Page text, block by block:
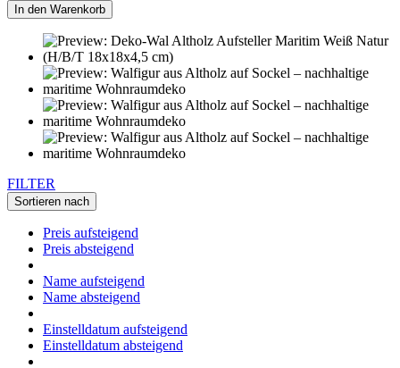
In den Warenkorb
FILTER
Sortieren nach
Preis aufsteigend
Preis absteigend
Name aufsteigend
Name absteigend
Einstelldatum aufsteigend
Einstelldatum absteigend